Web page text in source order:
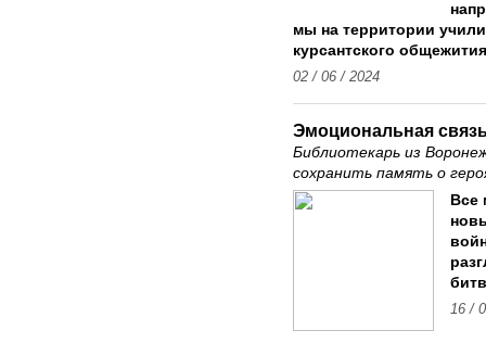
мы на территории
курсантского
02 / 06 / 2024
Эмоциональная
Библиотекарь из
сохранить память о
Все
16 /